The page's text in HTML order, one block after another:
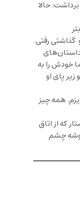
حالا
گذاشتی رفتی.
خودش را به
پای او
همه چیز
که از اتاق
چشم